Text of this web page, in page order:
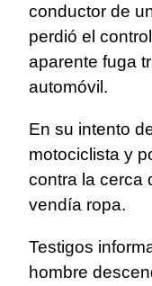
conductor de
perdió el
aparente fuga
automóvil.
En su intento
motociclista y
contra la cerca
vendía ropa.
Testigos
hombre